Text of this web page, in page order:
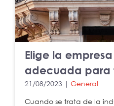
Elige la
adecuada para
21/08/2023 | General
Cuando se trata de la